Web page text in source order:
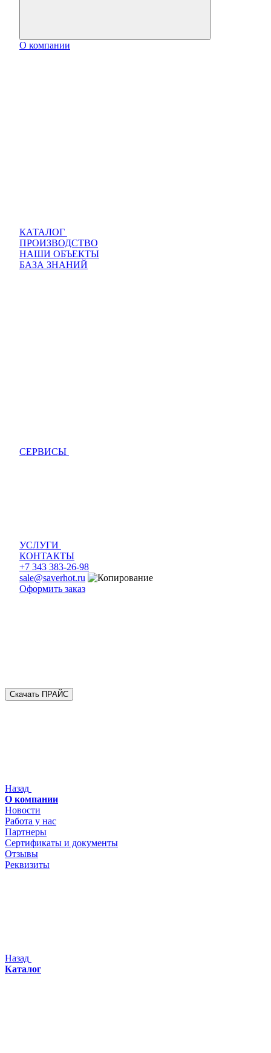
О компании
КАТАЛОГ
ПРОИЗВОДСТВО
НАШИ ОБЪЕКТЫ
БАЗА ЗНАНИЙ
СЕРВИСЫ
УСЛУГИ
КОНТАКТЫ
+7 343 383-26-98
sale@saverhot.ru
Оформить заказ
Скачать ПРАЙС
Назад
О компании
Новости
Работа у нас
Партнеры
Сертификаты и документы
Отзывы
Реквизиты
Назад
Каталог